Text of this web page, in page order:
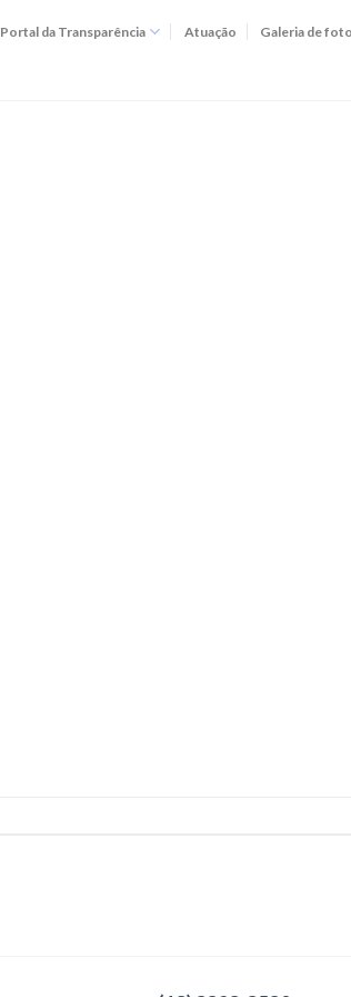
Portal da Transparência Atuação Galeria de